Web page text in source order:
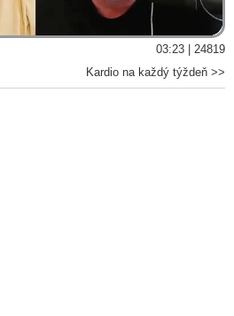
03:23 | 24819
Kardio na každý týždeň >>